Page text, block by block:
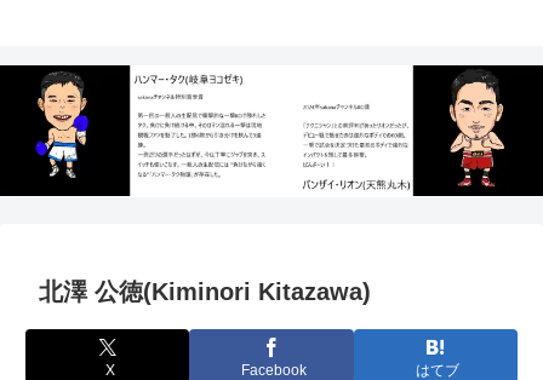
北澤 公徳(Kiminori Kitazawa)
X Facebook はてブ